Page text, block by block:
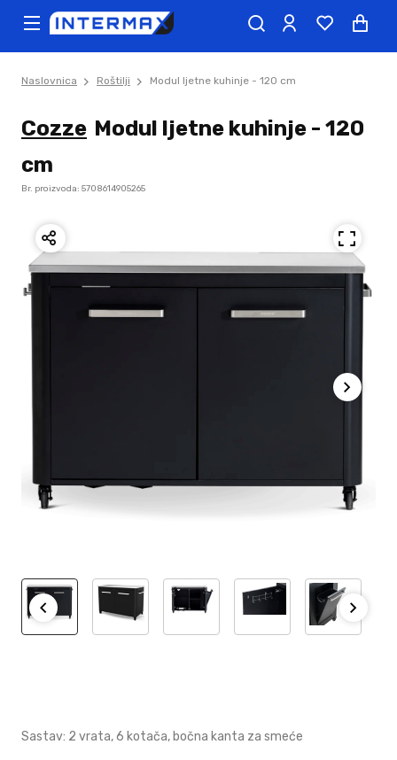
Naslovnica Roštilji Modul ljetne kuhinje - 120 cm
Cozze Modul ljetne kuhinje - 120
cm
Br. proizvoda: 5708614905265
Sastav: 2 vrata, 6 kotača, bočna kanta za smeće